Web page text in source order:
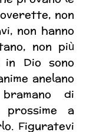
non
non hanno
non più
Dio sono
anelano
di
a
Figuratevi